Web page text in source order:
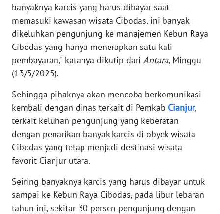
banyaknya karcis yang harus dibayar saat
memasuki kawasan wisata Cibodas, ini banyak
dikeluhkan pengunjung ke manajemen Kebun Raya
Cibodas yang hanya menerapkan satu kali
pembayaran," katanya dikutip dari Antara, Minggu
(13/5/2025).
Sehingga pihaknya akan mencoba berkomunikasi
kembali dengan dinas terkait di Pemkab Cianjur,
terkait keluhan pengunjung yang keberatan
dengan penarikan banyak karcis di obyek wisata
Cibodas yang tetap menjadi destinasi wisata
favorit Cianjur utara.
Seiring banyaknya karcis yang harus dibayar untuk
sampai ke Kebun Raya Cibodas, pada libur lebaran
tahun ini, sekitar 30 persen pengunjung dengan
WN
NTB
SULTENG
WN
SULBAR
WN
WN
SUMBAR